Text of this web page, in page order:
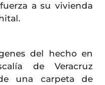
a su vivienda
del hecho en
de Veracruz
una carpeta de